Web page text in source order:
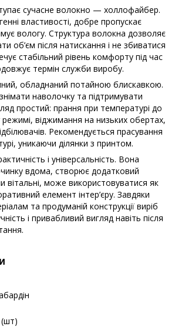
сучасне волокно — холлофайбер.
властивості, добре пропускає
вологу. Структура волокна дозволяє
об’єм після натискання і не збиватися
стабільний рівень комфорту під час
термін служби виробу.
обладнаний потайною блискавкою.
наволочку та підтримувати
простий: прання при температурі до
режимі, віджимання на низьких обертах,
Рекомендується прасування
уникаючи ділянки з принтом.
і універсальність. Вона
вдома, створює додатковий
вітальні, може використовуватися як
елемент інтер’єру. Завдяки
та продуманій конструкції виріб
і привабливий вигляд навіть після
(шт)